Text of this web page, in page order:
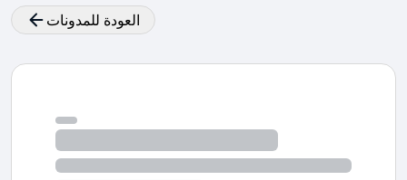
العودة للمدونات